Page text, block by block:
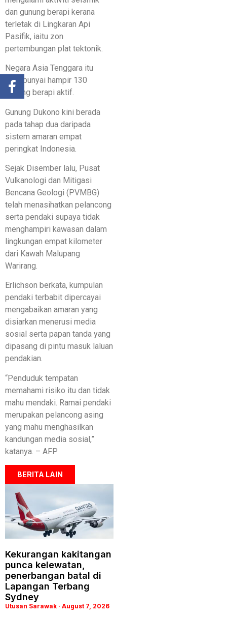
dan gunung berapi kerana
terletak di Lingkaran Api
Pasifik, iaitu zon
pertembungan plat tektonik.
Negara Asia Tenggara itu
mempunyai hampir 130
gunung berapi aktif.
Gunung Dukono kini berada
pada tahap dua daripada
sistem amaran empat
peringkat Indonesia.
Sejak Disember lalu, Pusat
Vulkanologi dan Mitigasi
Bencana Geologi (PVMBG)
telah menasihatkan pelancong
serta pendaki supaya tidak
menghampiri kawasan dalam
lingkungan empat kilometer
dari Kawah Malupang
Warirang.
Erlichson berkata, kumpulan
pendaki terbabit dipercayai
mengabaikan amaran yang
disiarkan menerusi media
sosial serta papan tanda yang
dipasang di pintu masuk laluan
pendakian.
“Penduduk tempatan
memahami risiko itu dan tidak
mahu mendaki. Ramai pendaki
merupakan pelancong asing
yang mahu menghasilkan
kandungan media sosial,”
katanya. – AFP
BERITA LAIN
Kekurangan kakitangan
punca kelewatan,
penerbangan batal di
Lapangan Terbang
Sydney
Utusan Sarawak August 7, 2026